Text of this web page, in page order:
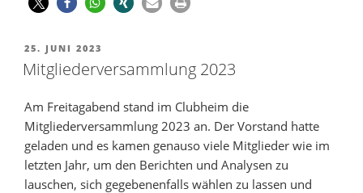
25. JUNI 2023
Mitgliederversammlung 2023
Am Freitagabend stand im Clubheim die
Mitgliederversammlung 2023 an. Der Vorstand hatte
geladen und es kamen genauso viele Mitglieder wie im
letzten Jahr, um den Berichten und Analysen zu
lauschen, sich gegebenenfalls wählen zu lassen und